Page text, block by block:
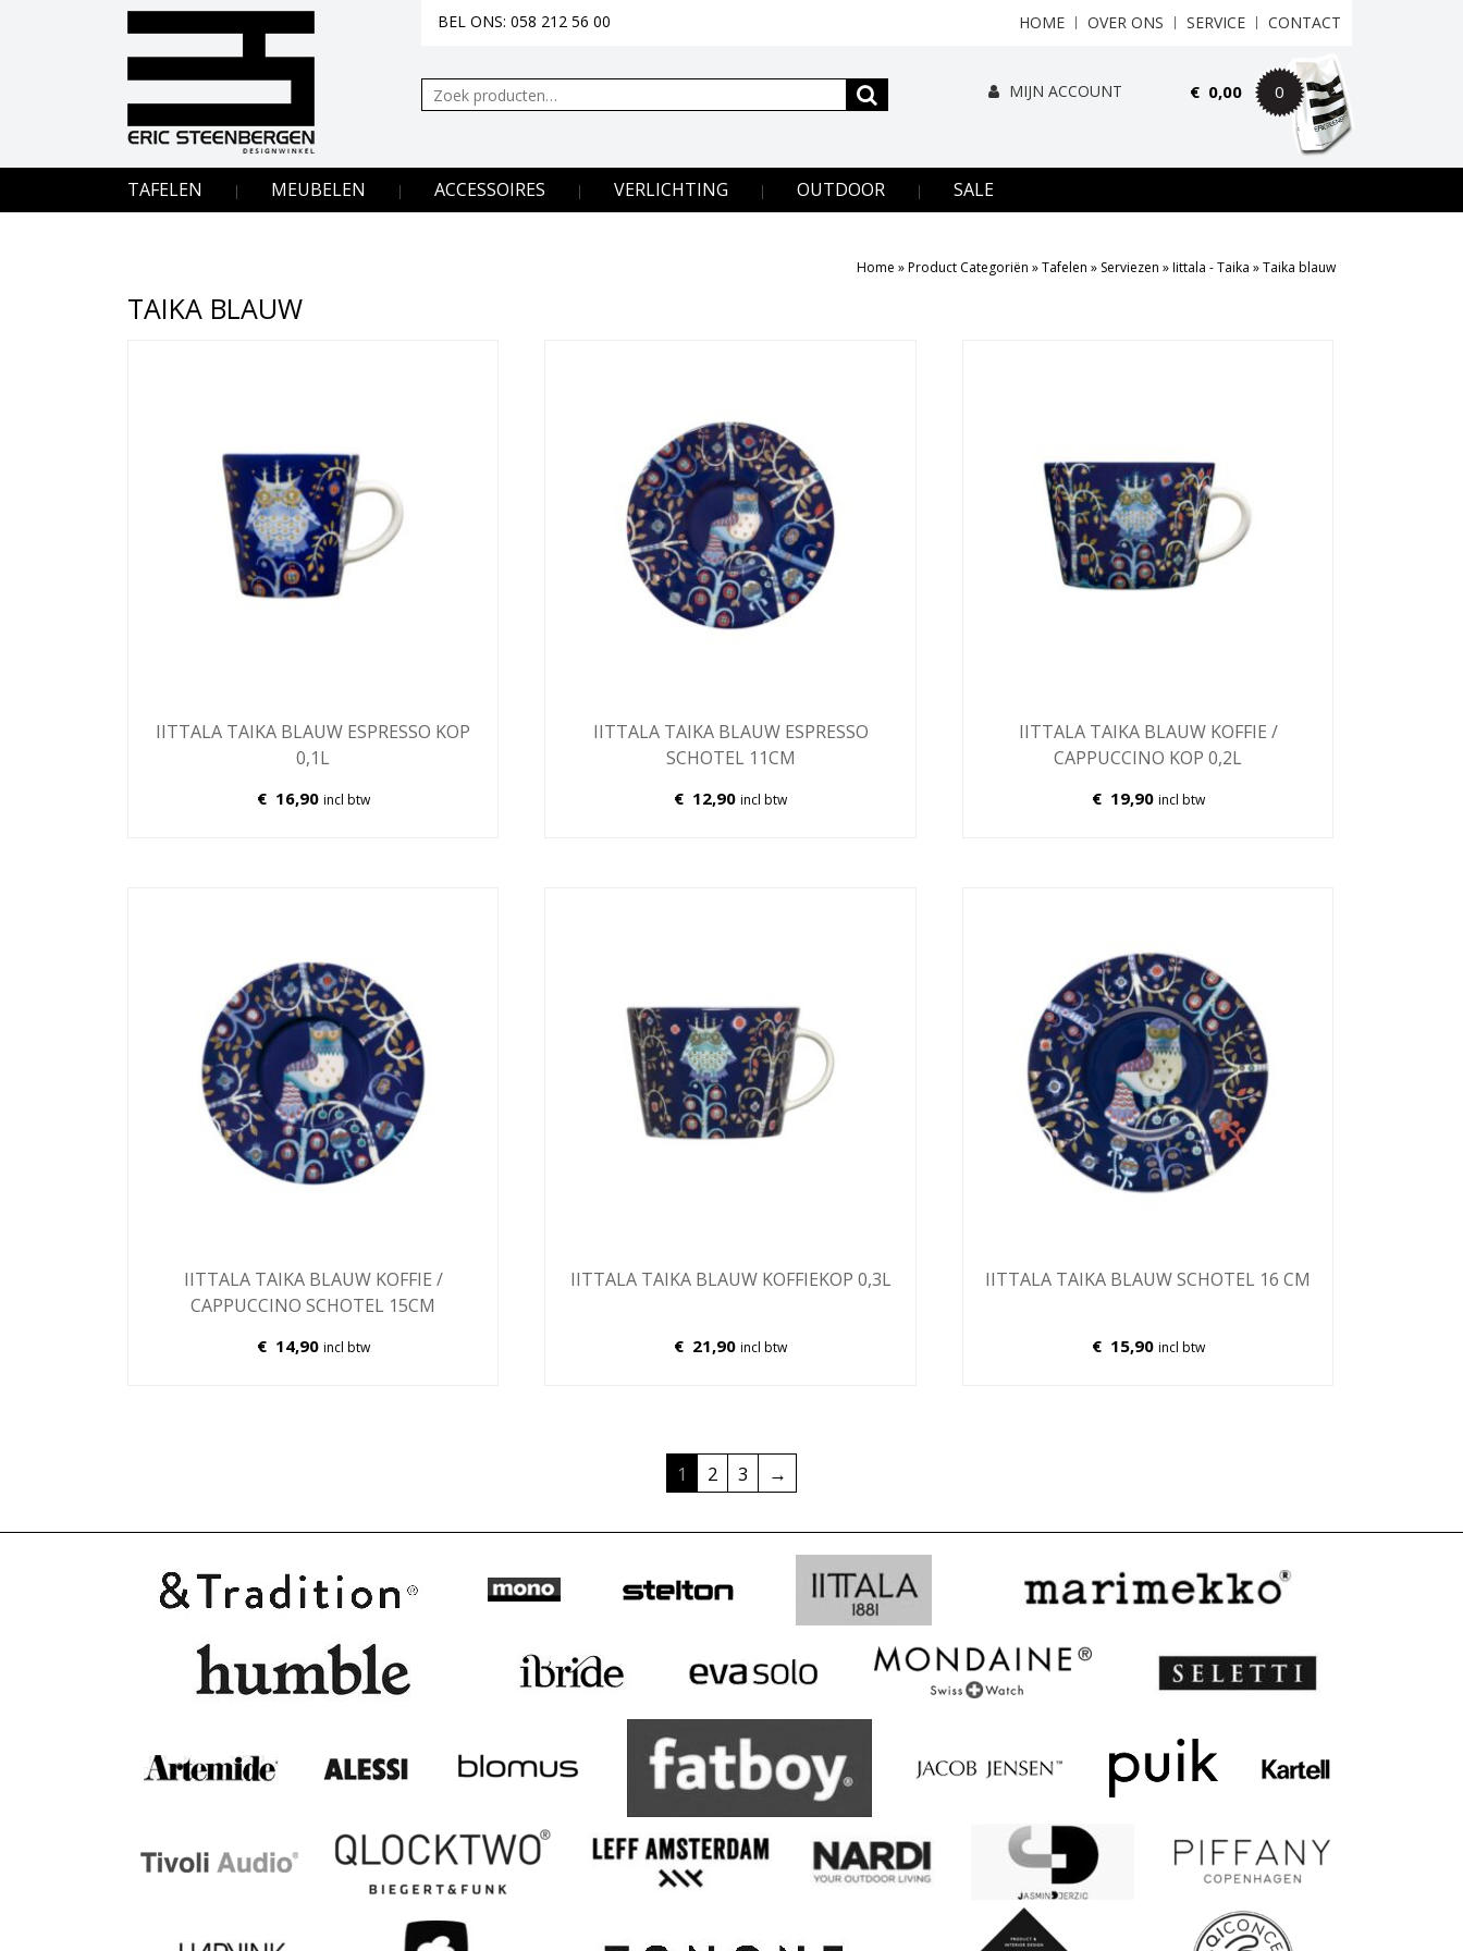
BEL ONS: 058 212 56 00 HOME OVER ONS SERVICE CONTACT
Zoeken: MIJN ACCOUNT € 0,00 0
TAFELEN MEUBELEN ACCESSOIRES VERLICHTING OUTDOOR SALE
Home »Product Categoriën »Tafelen » Serviezen »Iittala - Taika »Taika blauw
TAIKA BLAUW
IITTALA TAIKA BLAUW ESPRESSO KOP
0,1L
€ 16,90 incl btw
IITTALA TAIKA BLAUW ESPRESSO
SCHOTEL 11CM
€ 12,90 incl btw
IITTALA TAIKA BLAUW KOFFIE /
CAPPUCCINO KOP 0,2L
€ 19,90 incl btw
IITTALA TAIKA BLAUW KOFFIE /
CAPPUCCINO SCHOTEL 15CM
€ 14,90 incl btw
IITTALA TAIKA BLAUW KOFFIEKOP 0,3L
€ 21,90 incl btw
IITTALA TAIKA BLAUW SCHOTEL 16 CM
€ 15,90 incl btw
1 2 3 →